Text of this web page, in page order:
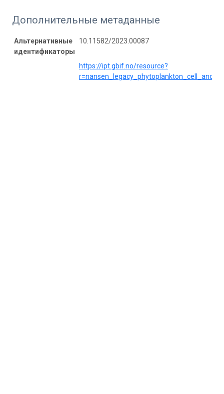
Дополнительные метаданные
Альтернативные
идентификаторы
10.11582/2023.00087
https://ipt.gbif.no/resource?